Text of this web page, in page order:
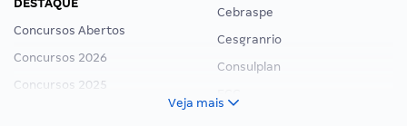
DESTAQUE
Concursos Abertos
Concursos 2026
Concursos 2025
Cebraspe
Cesgranrio
Consulplan
Veja mais